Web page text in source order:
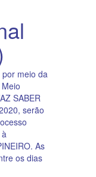
meio da
SABER
serão
As
os dias